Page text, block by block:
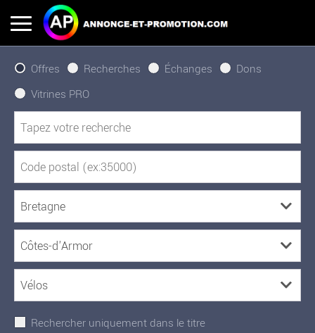
Offres Recherches Échanges
Dons
Vitrines PRO
Rechercher uniquement dans le titre